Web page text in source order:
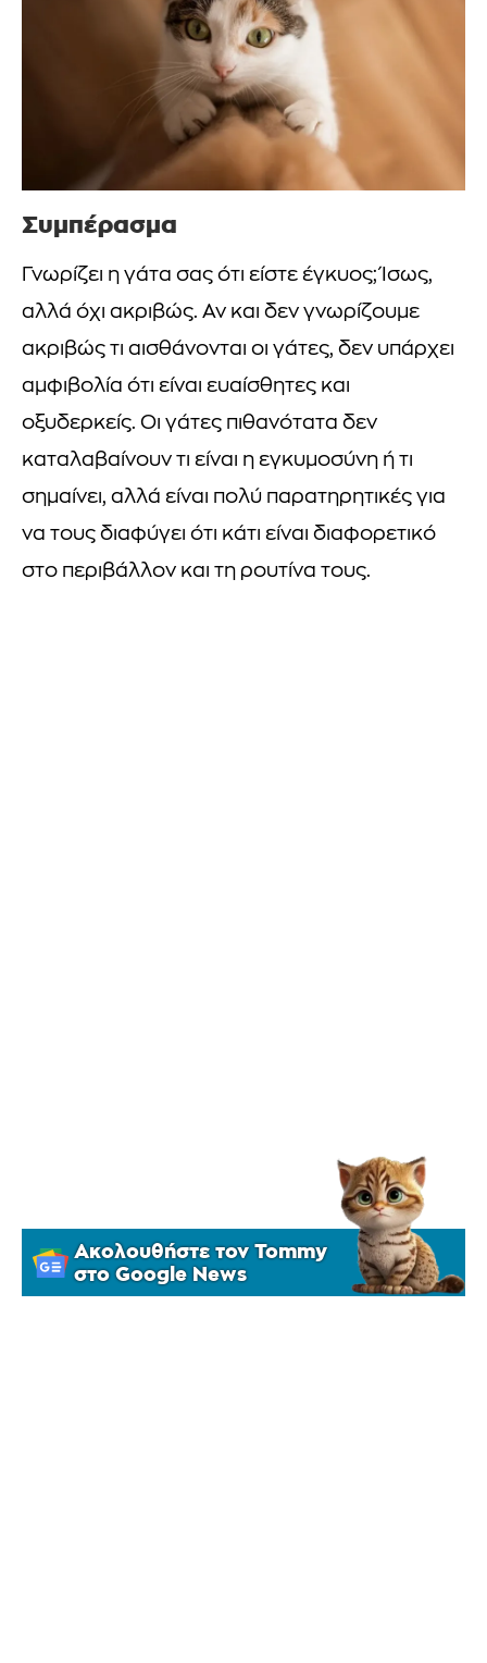
Συμπέρασμα
Γνωρίζει η γάτα σας ότι είστε έγκυος; Ίσως,
αλλά όχι ακριβώς. Αν και δεν γνωρίζουμε
ακριβώς τι αισθάνονται οι γάτες, δεν υπάρχει
αμφιβολία ότι είναι ευαίσθητες και
οξυδερκείς. Οι γάτες πιθανότατα δεν
καταλαβαίνουν τι είναι η εγκυμοσύνη ή τι
σημαίνει, αλλά είναι πολύ παρατηρητικές για
να τους διαφύγει ότι κάτι είναι διαφορετικό
στο περιβάλλον και τη ρουτίνα τους.
Ακολουθήστε τον Tommy
στο Google News